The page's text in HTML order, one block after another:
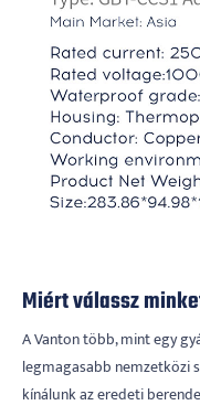
Miért válassz
A Vanton több, mint egy
legmagasabb nemzetközi
kínálunk az eredeti